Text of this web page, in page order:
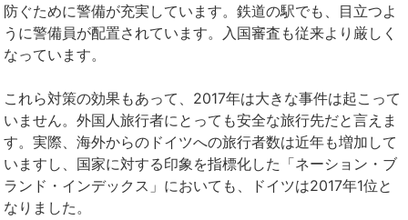
防ぐために警備が充実しています。鉄道の駅でも、目立つよ
うに警備員が配置されています。入国審査も従来より厳しく
なっています。
これら対策の効果もあって、2017年は大きな事件は起こって
いません。外国人旅行者にとっても安全な旅行先だと言えま
す。実際、海外からのドイツへの旅行者数は近年も増加して
いますし、国家に対する印象を指標化した「ネーション・ブ
ランド・インデックス」においても、ドイツは2017年1位と
なりました。